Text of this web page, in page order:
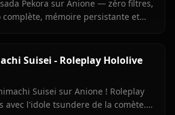
Pekora sur Anione — zéro filtres,
complète, mémoire persistante et
Suisei - Roleplay Hololive
Suisei sur Anione ! Roleplay
avec l'idole tsundere de la comète.